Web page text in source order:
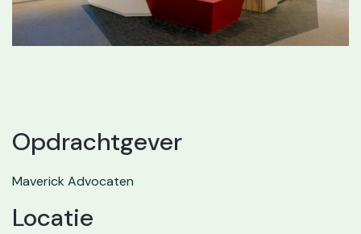
Opdrachtgever
Maverick Advocaten
Locatie